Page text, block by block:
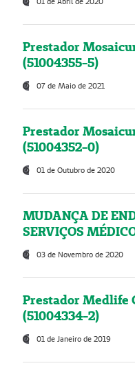
Prestador
(51004355-5)
07 de Maio de 2021
Prestador
(51004352-0)
01 de Outubro de 2020
MUDANÇA DE
SERVIÇOS
03 de Novembro de 2020
Prestador Medlife
(51004334-2)
01 de Janeiro de 2019